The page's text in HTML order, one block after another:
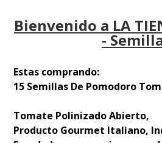
Bienvenido a LA
-
Estas comprando:
15 Semillas De Pomodoro
Tomate Polinizado Abierto,
Producto Gourmet Italiano,